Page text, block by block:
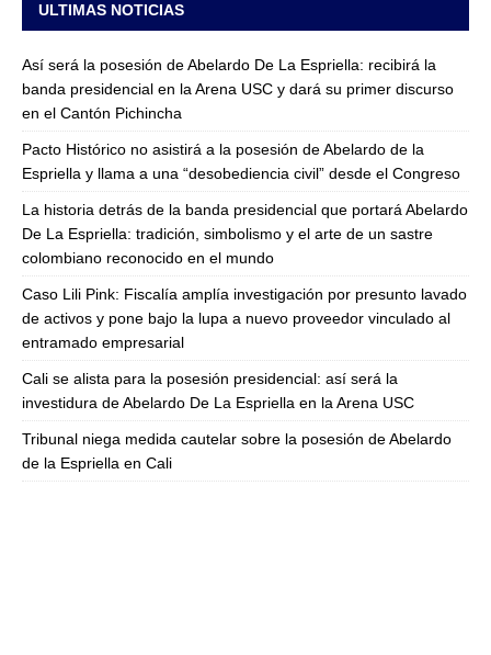
ULTIMAS NOTICIAS
Así será la posesión de Abelardo De La Espriella: recibirá la
banda presidencial en la Arena USC y dará su primer discurso
en el Cantón Pichincha
Pacto Histórico no asistirá a la posesión de Abelardo de la
Espriella y llama a una “desobediencia civil” desde el Congreso
La historia detrás de la banda presidencial que portará Abelardo
De La Espriella: tradición, simbolismo y el arte de un sastre
colombiano reconocido en el mundo
Caso Lili Pink: Fiscalía amplía investigación por presunto lavado
de activos y pone bajo la lupa a nuevo proveedor vinculado al
entramado empresarial
Cali se alista para la posesión presidencial: así será la
investidura de Abelardo De La Espriella en la Arena USC
Tribunal niega medida cautelar sobre la posesión de Abelardo
de la Espriella en Cali